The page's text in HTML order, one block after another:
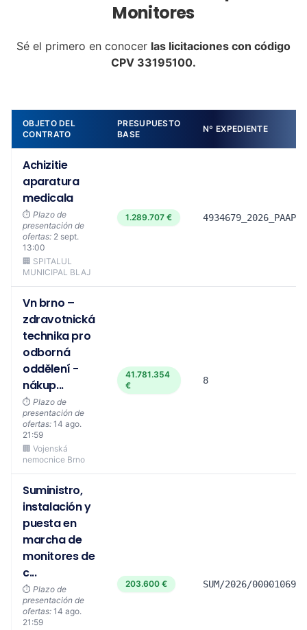
Monitores
Sé el primero en conocer las licitaciones con código
CPV 33195100.
OBJETO DEL
CONTRATO
PRESUPUESTO
BASE
Nº EXPEDIENTE
Achizitie
aparatura
medicala
⏱️ Plazo de
presentación de
ofertas: 2 sept.
13:00
🏢 SPITALUL
MUNICIPAL BLAJ
1.289.707 €
Vn brno –
zdravotnická
technika pro
odborná
oddělení -
nákup...
⏱️ Plazo de
presentación de
ofertas: 14 ago.
21:59
🏢 Vojenská
nemocnice Brno
41.781.354
€
8
Suministro,
instalación y
puesta en
marcha de
monitores de
c...
⏱️ Plazo de
presentación de
ofertas: 14 ago.
21:59
203.600 € SUM/2026/0000106904